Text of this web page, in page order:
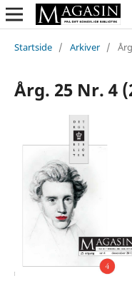
Startside / Arkiver /
Årg. 25 Nr. 4